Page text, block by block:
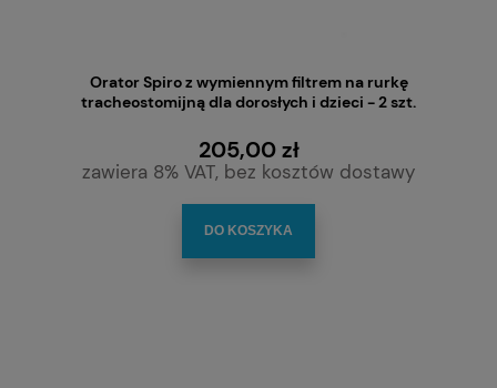
Orator Spiro z wymiennym filtrem na rurkę
tracheostomijną dla dorosłych i dzieci - 2 szt.
205,00 zł
zawiera 8% VAT, bez kosztów dostawy
DO KOSZYKA